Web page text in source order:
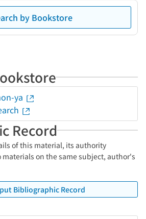
by Bookstore
ya
Record
of this material, its authority
on the same subject, author's
Bibliographic Record